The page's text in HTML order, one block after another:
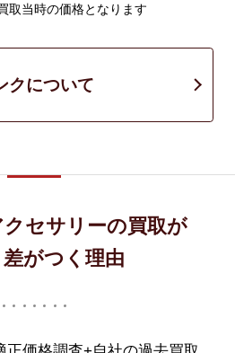
取当時の価格となります
クについて
セサリーの買取が
がつく理由